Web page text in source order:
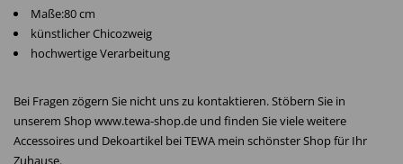
Maße:80 cm
künstlicher Chicozweig
hochwertige Verarbeitung
Bei Fragen zögern Sie nicht uns zu kontaktieren. Stöbern Sie in
unserem Shop www.tewa-shop.de und finden Sie viele weitere
Accessoires und Dekoartikel bei TEWA mein schönster Shop für Ihr
Zuhause.